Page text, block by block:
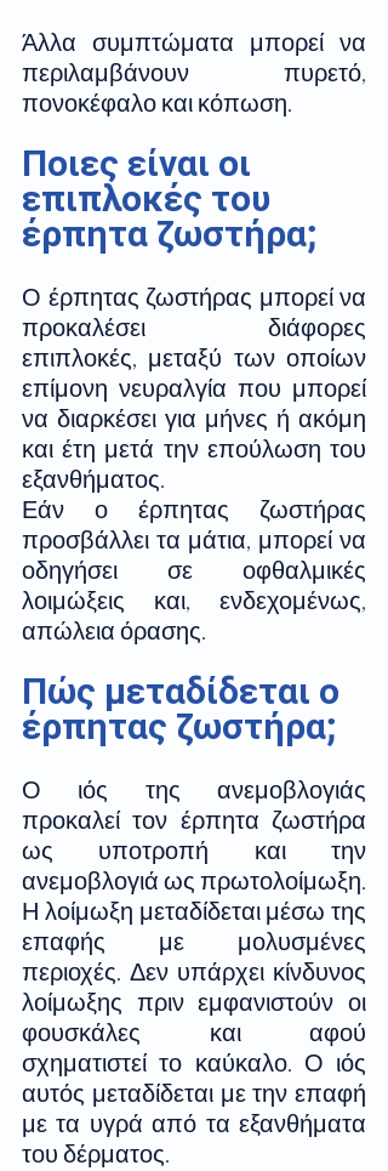
Άλλα συμπτώματα μπορεί να
περιλαμβάνουν πυρετό,
πονοκέφαλο και κόπωση.
Ποιες είναι οι
επιπλοκές του
έρπητα ζωστήρα;
Ο έρπητας ζωστήρας μπορεί να
προκαλέσει διάφορες
επιπλοκές, μεταξύ των οποίων
επίμονη νευραλγία που μπορεί
να διαρκέσει για μήνες ή ακόμη
και έτη μετά την επούλωση του
εξανθήματος.
Εάν ο έρπητας ζωστήρας
προσβάλλει τα μάτια, μπορεί να
οδηγήσει σε οφθαλμικές
λοιμώξεις και, ενδεχομένως,
απώλεια όρασης.
Πώς μεταδίδεται ο
έρπητας ζωστήρα;
Ο ιός της ανεμοβλογιάς
προκαλεί τον έρπητα ζωστήρα
ως υποτροπή και την
ανεμοβλογιά ως πρωτολοίμωξη.
Η λοίμωξη μεταδίδεται μέσω της
επαφής με μολυσμένες
περιοχές. Δεν υπάρχει κίνδυνος
λοίμωξης πριν εμφανιστούν οι
φουσκάλες και αφού
σχηματιστεί το καύκαλο. Ο ιός
αυτός μεταδίδεται με την επαφή
με τα υγρά από τα εξανθήματα
του δέρματος.